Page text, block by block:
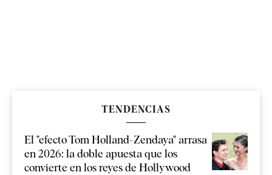
TENDENCIAS
El "efecto Tom Holland-Zendaya" arrasa
en 2026: la doble apuesta que los
convierte en los reyes de Hollywood